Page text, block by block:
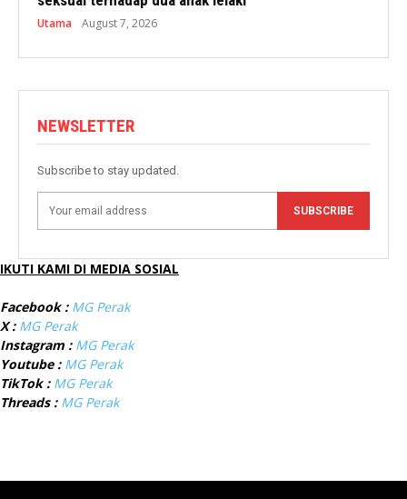
Utama August 7, 2026
NEWSLETTER
Subscribe to stay updated.
SUBSCRIBE
IKUTI KAMI DI MEDIA SOSIAL
Facebook : MG Perak
X : MG Perak
Instagram : MG Perak
Youtube : MG Perak
TikTok : MG Perak
Threads : MG Perak